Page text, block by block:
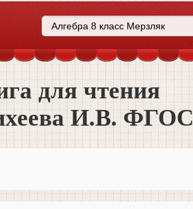
для чтения
И.В. ФГОС